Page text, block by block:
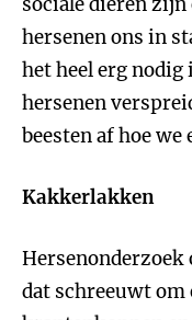
hersenen ons in
het heel erg nodig
hersenen
beesten af hoe we
Kakkerlakken
Hersenonderzoek
dat schreeuwt om